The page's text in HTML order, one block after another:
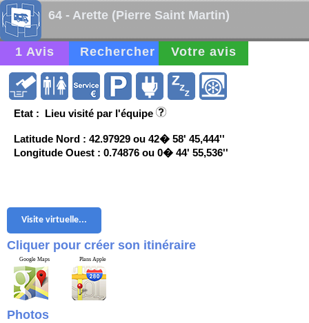
64 - Arette (Pierre Saint Martin)
1 Avis Rechercher Votre avis
Etat : Lieu visité par l'équipe
Latitude Nord : 42.97929 ou 42� 58' 45,444''
Longitude Ouest : 0.74876 ou 0� 44' 55,536''
Visite virtuelle...
Cliquer pour créer son itinéraire
Google Maps Plans Apple
Photos